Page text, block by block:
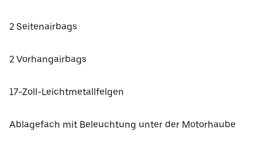
2 Seitenairbags
2 Vorhangairbags
17-Zoll-Leichtmetallfelgen
Ablagefach mit Beleuchtung unter der Motorhaube